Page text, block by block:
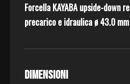
Forcella KAYABA upside-down
precarico e idraulica ø 43.0 mm
Dimensioni